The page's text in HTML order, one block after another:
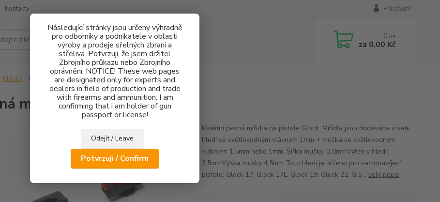
Následující stránky jsou určeny výhradně
pro odborníky a podnikatele v oblasti
výroby a prodeje sřelných zbraní a
střeliva. Potvrzuji, že jsem držitel
Zbrojního průkazu nebo Zbrojního
oprávnění. NOTICE! These web pages
are designated only for experts and
dealers in field of production and trade
with firearms and ammunition. I am
confirming that i am holder of gun
passport or license!
Odejít / Leave
Potvrzuji / Confirm
Kontakty Přihlášení
Hledat 0 ks
za 0,00 Kč
Mířidla Pevná mířidla Glock FO
mířidla Glock FO
Kvalitní pevná mířidla na pistole Glock. Mířidla jsou dodávána v setu:
hledí se světlovodným vláknem 1mm + muška se světlovodným
vláknem 1,5mm nebo 1mm. Šířka mušky: 3,8mmVýřez v hledí:
3,5mmVýška mušky 4,5mm Toto hledí je určeno pro samonabíjecí
pistole: Glock 17, Glock 17L, Glock 19, Glock 22, Glo... celý popis